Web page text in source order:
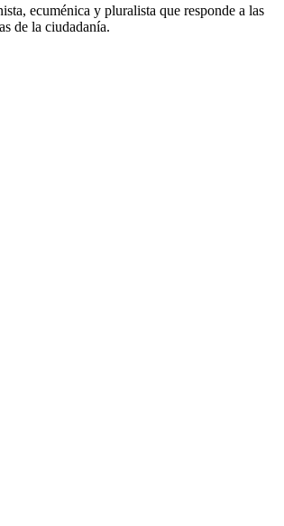
ecuménica y pluralista que responde a las
de la ciudadanía.